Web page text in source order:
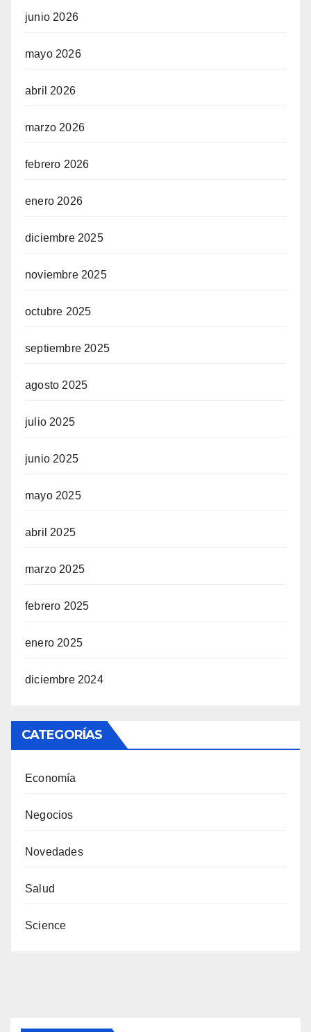
junio 2026
mayo 2026
abril 2026
marzo 2026
febrero 2026
enero 2026
diciembre 2025
noviembre 2025
octubre 2025
septiembre 2025
agosto 2025
julio 2025
junio 2025
mayo 2025
abril 2025
marzo 2025
febrero 2025
enero 2025
diciembre 2024
CATEGORÍAS
Economía
Negocios
Novedades
Salud
Science